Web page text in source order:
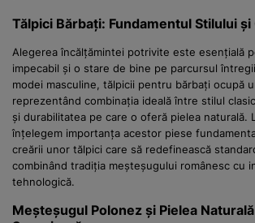
Tălpici Bărbați: Fundamentul Stilului
Alegerea încălțămintei potrivite este esențială
impecabil și o stare de bine pe parcursul
modei masculine, tălpicii pentru bărbați ocupă
reprezentând combinația ideală între stilul
și durabilitatea pe care o oferă pielea naturală.
înțelegem importanța acestor piese
creării unor tălpici care să redefinească
combinând tradiția meșteșugului românesc cu
tehnologică.
Meșteșugul Polonez și Pielea